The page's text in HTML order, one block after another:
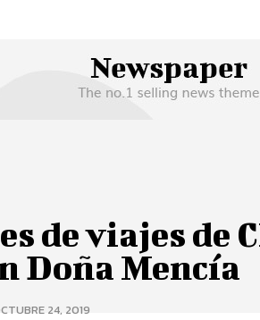
de viajes de
Doña Mencía
24, 2019